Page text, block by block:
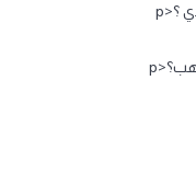
ما هي علاقة الذهب بالتضخم الاقتصادي ؟<p
ما هو الوقت المناسب لشراء وبيع الذهب؟<p